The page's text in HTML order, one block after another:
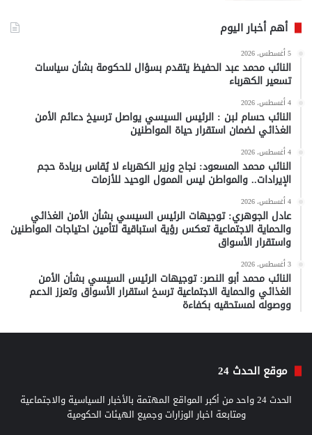
أهم أخبار اليوم
5 أغسطس، 2026
النائب محمد عبد الحفيظ يتقدم بسؤال للحكومة بشأن سياسات
تسعير الكهرباء
4 أغسطس، 2026
النائب حسام لبن : الرئيس السيسي يواصل ترسيخ دعائم الأمن
الغذائي لضمان استقرار حياة المواطنين
4 أغسطس، 2026
النائب محمد المسعود: نجاح وزير الكهرباء لا يُقاس بريادة حجم
الإيرادات.. والمواطن ليس الممول الوحيد للأزمات
4 أغسطس، 2026
عادل الجوهري: توجيهات الرئيس السيسي بشأن الأمن الغذائي
والحماية الاجتماعية تعكس رؤية استباقية لتأمين احتياجات المواطنين
واستقرار الأسواق
3 أغسطس، 2026
النائب محمد أبو النصر: توجيهات الرئيس السيسي بشأن الأمن
الغذائي والحماية الاجتماعية ترسخ استقرار الأسواق وتعزز الدعم
ووصوله لمستحقيه بكفاءة
موقع الحدث 24
الحدث 24 واحد من أكبر المواقع المهتمة بالأخبار السياسية والاجتماعية
ومتابعة اخبار الوزارات وجميع الهيئات الحكومية